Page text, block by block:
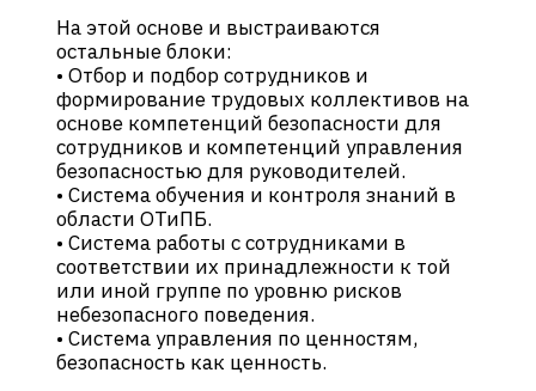
На этой основе и выстраиваются
остальные блоки:
• Отбор и подбор сотрудников и
формирование трудовых коллективов на
основе компетенций безопасности для
сотрудников и компетенций управления
безопасностью для руководителей.
• Система обучения и контроля знаний в
области ОТиПБ.
• Система работы с сотрудниками в
соответствии их принадлежности к той
или иной группе по уровню рисков
небезопасного поведения.
• Система управления по ценностям,
безопасность как ценность.